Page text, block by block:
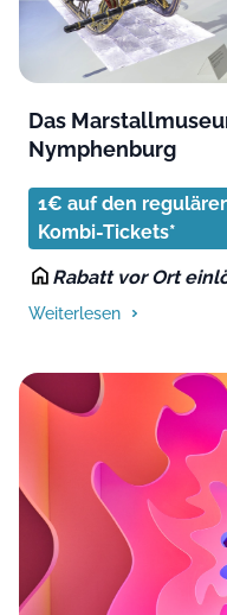
Das
Nymphenburg
1€ auf den
Kombi-Tickets*
Rabatt vor Ort
Weiterlesen